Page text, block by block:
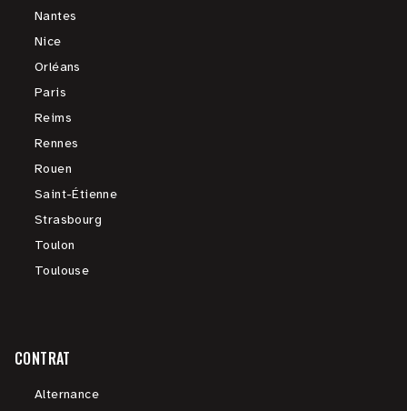
Nantes
Nice
Orléans
Paris
Reims
Rennes
Rouen
Saint-Étienne
Strasbourg
Toulon
Toulouse
CONTRAT
Alternance